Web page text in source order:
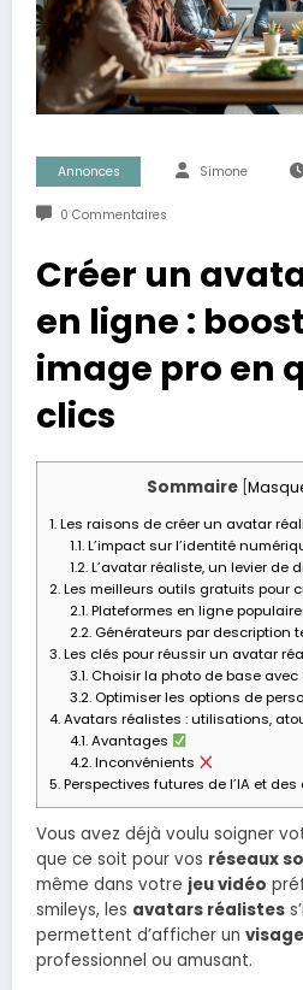
Annonces Simone
0 Commentaires
Créer un
en ligne :
image pro en
clics
Sommaire
1.Les raisons de créer un avatar
1.1.L’impact sur l’identité
1.2.L’avatar réaliste, un levier de
2.Les meilleurs outils gratuits pour
2.1.Plateformes en ligne
2.2. Générateurs par description
3.Les clés pour réussir un avatar
3.1. Choisir la photo de base avec
3.2. Optimiser les options de
4.Avatars réalistes : utilisations,
4.1.Avantages
4.2.Inconvénients
5.Perspectives futures de l’IA et
Vous avez déjà voulu soigner
que ce soit pour vos réseaux
même dans votre jeu vidéo
smileys, les avatars réalistes
permettent d’afficher un
professionnel ou amusant.